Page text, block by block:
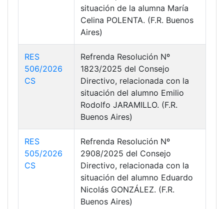
situación de la alumna María
Celina POLENTA. (F.R. Buenos
Aires)
RES
506/2026
CS
Refrenda Resolución Nº
1823/2025 del Consejo
Directivo, relacionada con la
situación del alumno Emilio
Rodolfo JARAMILLO. (F.R.
Buenos Aires)
RES
505/2026
CS
Refrenda Resolución Nº
2908/2025 del Consejo
Directivo, relacionada con la
situación del alumno Eduardo
Nicolás GONZÁLEZ. (F.R.
Buenos Aires)